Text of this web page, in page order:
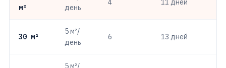
м²
день
4 11 дней
30 м²
5 м²/
день
6 13 дней
5 м²/